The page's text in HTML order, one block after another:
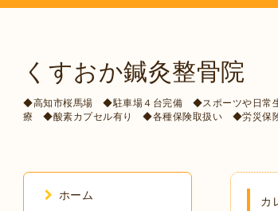
くすおか鍼灸整骨院
◆高知市桜馬場 ◆駐車場４台完備 ◆スポーツや日常生
療 ◆酸素カプセル有り ◆各種保険取扱い ◆労災保
カ
ホーム